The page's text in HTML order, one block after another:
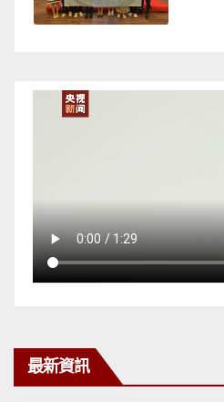
最新資訊